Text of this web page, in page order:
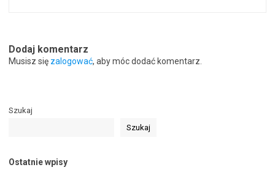
Dodaj komentarz
Musisz się zalogować, aby móc dodać komentarz.
Szukaj
Szukaj
Ostatnie wpisy